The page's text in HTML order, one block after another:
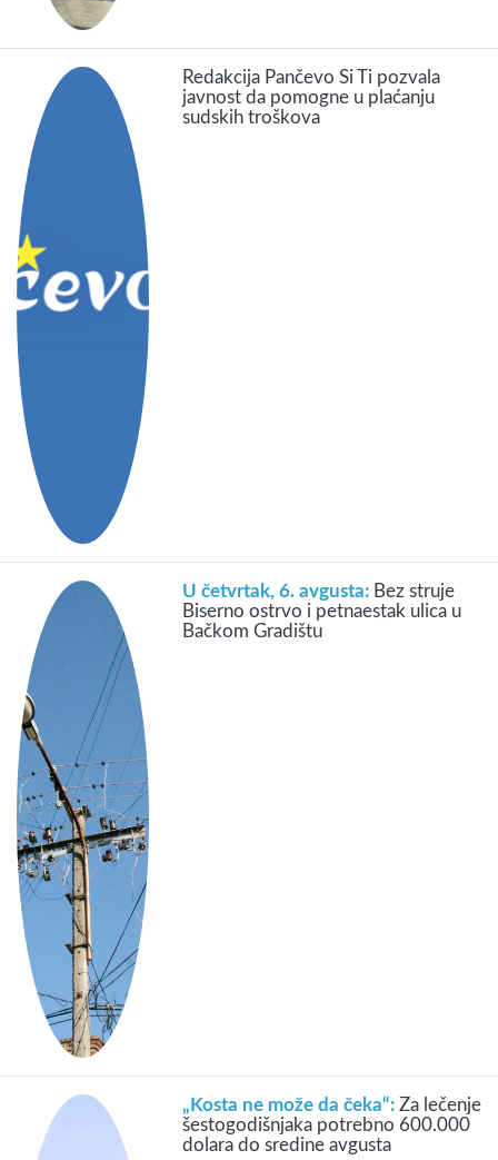
Redakcija Pančevo Si Ti pozvala
javnost da pomogne u plaćanju
sudskih troškova
U četvrtak, 6. avgusta: Bez struje
Biserno ostrvo i petnaestak ulica u
Bačkom Gradištu
„Kosta ne može da čeka“:Za lečenje
šestogodišnjaka potrebno 600.000
dolara do sredine avgusta